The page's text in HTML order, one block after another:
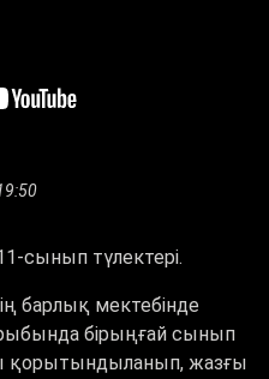
сынып түлектері.
барлық мектебінде
бірыңғай сынып
қорытындыланып, жазғы